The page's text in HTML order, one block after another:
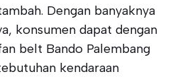
Dengan banyaknya
konsumen dapat dengan
belt Bando Palembang
kendaraan